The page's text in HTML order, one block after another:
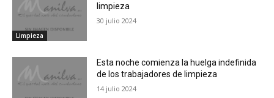
Limpieza
limpieza
30 julio 2024
Esta noche comienza la huelga indefinida
de los trabajadores de limpieza
14 julio 2024